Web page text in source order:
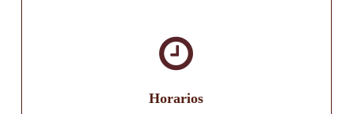
Horarios